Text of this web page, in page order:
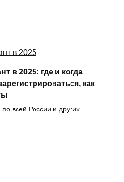
в 2025: где и когда
как
всей России и других